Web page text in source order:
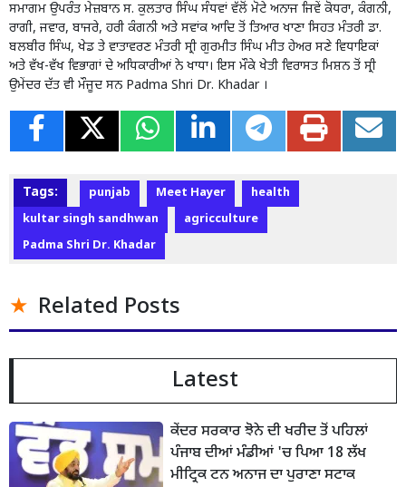
ਸਮਾਗਮ ਉਪਰੰਤ ਮੇਜ਼ਬਾਨ ਸ. ਕੁਲਤਾਰ ਸਿੰਘ ਸੰਧਵਾਂ ਵੱਲੋਂ ਮੋਟੇ ਅਨਾਜ ਜਿਵੇਂ ਕੋਧਰਾ, ਕੰਗਨੀ,
ਰਾਗੀ, ਜਵਾਰ, ਬਾਜਰੇ, ਹਰੀ ਕੰਗਨੀ ਅਤੇ ਸਵਾਂਕ ਆਦਿ ਤੋਂ ਤਿਆਰ ਖਾਣਾ ਸਿਹਤ ਮੰਤਰੀ ਡਾ.
ਬਲਬੀਰ ਸਿੰਘ, ਖੇਡ ਤੇ ਵਾਤਾਵਰਣ ਮੰਤਰੀ ਸ੍ਰੀ ਗੁਰਮੀਤ ਸਿੰਘ ਮੀਤ ਹੇਅਰ ਸਣੇ ਵਿਧਾਇਕਾਂ
ਅਤੇ ਵੱਖ-ਵੱਖ ਵਿਭਾਗਾਂ ਦੇ ਅਧਿਕਾਰੀਆਂ ਨੇ ਖਾਧਾ। ਇਸ ਮੌਕੇ ਖੇਤੀ ਵਿਰਾਸਤ ਮਿਸ਼ਨ ਤੋਂ ਸ੍ਰੀ
ਉਮੇਂਦਰ ਦੱਤ ਵੀ ਮੌਜੂਦ ਸਨ Padma Shri Dr. Khadar ।
Tags: punjab Meet Hayer
health
kultar singh sandhwan
agricculture
Padma Shri Dr. Khadar
Related Posts
Latest
ਕੇਂਦਰ ਸਰਕਾਰ ਝੋਨੇ ਦੀ ਖਰੀਦ ਤੋਂ ਪਹਿਲਾਂ
ਪੰਜਾਬ ਦੀਆਂ ਮੰਡੀਆਂ 'ਚ ਪਿਆ 18 ਲੱਖ
ਮੀਟ੍ਰਿਕ ਟਨ ਅਨਾਜ ਦਾ ਪੁਰਾਣਾ ਸਟਾਕ